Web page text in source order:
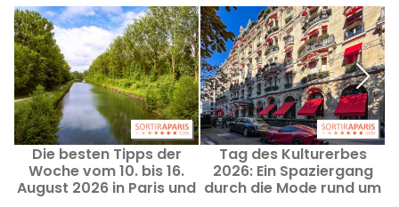
Die besten Tipps der
Woche vom 10. bis 16.
August 2026 in Paris und
Tag des Kulturerbes
2026: Ein Spaziergang
durch die Mode rund um